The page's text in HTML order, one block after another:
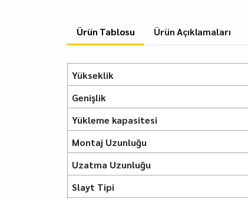
Ürün Tablosu Ürün Açıklamaları
Yükseklik
Genişlik
Yükleme kapasitesi
Montaj Uzunluğu
Uzatma Uzunluğu
Slayt Tipi